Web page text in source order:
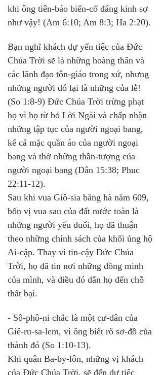
khi ông tiên-báo biến-cố đáng kinh sợ
như vậy! (Am 6:10; Am 8:3; Ha 2:20).
Bạn nghĩ khách dự yến tiệc của Đức
Chúa Trời sẽ là những hoàng thân và
các lãnh đạo tôn-giáo trong xứ, nhưng
những người đó lại là những của lễ!
(So 1:8-9) Đức Chúa Trời trừng phạt
họ vì họ từ bỏ Lời Ngài và chấp nhận
những tập tục của người ngoại bang,
kể cả mặc quần áo của người ngoại
bang và thờ những thần-tượng của
người ngoại bang (Dân 15:38; Phuc
22:11-12).
Sau khi vua Giô-sia băng hà năm 609,
bốn vị vua sau của đất nước toàn là
những người yếu đuối, họ đã thuận
theo những chính sách của khối ủng hộ
Ai-cập. Thay vì tin-cậy Đức Chúa
Trời, họ đã tin nơi những đồng minh
của mình, và điều đó dẫn họ đến chỗ
thất bại.
- Sô-phô-ni chắc là một cư-dân của
Giê-ru-sa-lem, vì ông biết rõ sơ-đồ của
thành đó (So 1:10-13).
Khi quân Ba-by-lôn, những vị khách
của Đức Chúa Trời, sẽ đến dự tiệc